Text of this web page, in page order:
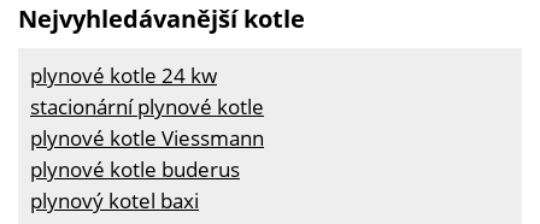
Nejvyhledávanější kotle
plynové kotle 24 kw
stacionární plynové kotle
plynové kotle Viessmann
plynové kotle buderus
plynový kotel baxi